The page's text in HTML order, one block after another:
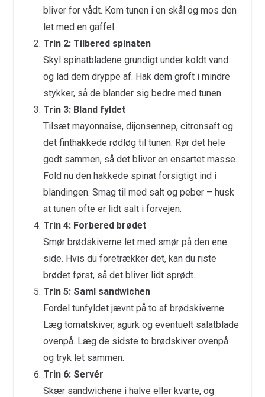
bliver for vådt. Kom tunen i en skål og mos den
let med en gaffel.
Trin 2: Tilbered spinaten
Skyl spinatbladene grundigt under koldt vand
og lad dem dryppe af. Hak dem groft i mindre
stykker, så de blander sig bedre med tunen.
Trin 3: Bland fyldet
Tilsæt mayonnaise, dijonsennep, citronsaft og
det finthakkede rødløg til tunen. Rør det hele
godt sammen, så det bliver en ensartet masse.
Fold nu den hakkede spinat forsigtigt ind i
blandingen. Smag til med salt og peber – husk
at tunen ofte er lidt salt i forvejen.
Trin 4: Forbered brødet
Smør brødskiverne let med smør på den ene
side. Hvis du foretrækker det, kan du riste
brødet først, så det bliver lidt sprødt.
Trin 5: Saml sandwichen
Fordel tunfyldet jævnt på to af brødskiverne.
Læg tomatskiver, agurk og eventuelt salatblade
ovenpå. Læg de sidste to brødskiver ovenpå
og tryk let sammen.
Trin 6: Servér
Skær sandwichene i halve eller kvarte, og